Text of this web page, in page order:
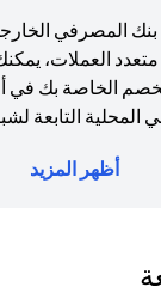
المصرفي
العملات،
الخاصة بك
المحلية التابعة
أظهر المزيد